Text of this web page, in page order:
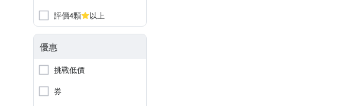
評價4顆
以上
優惠
挑戰低價
券